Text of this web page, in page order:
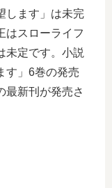
します」は未完
はスローライフ
未定です。小説
す」6巻の発売
最新刊が発売さ